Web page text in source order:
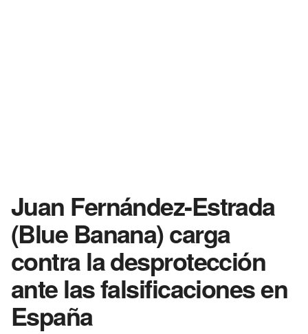
Juan Fernández-Estrada
(Blue Banana) carga
contra la desprotección
ante las falsificaciones en
España